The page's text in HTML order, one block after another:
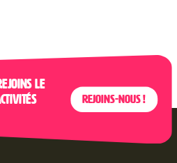
le
Rejoins-nous !